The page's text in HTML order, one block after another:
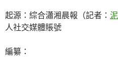
起源：綜合瀟湘晨報（記者：
人社交媒體賬號
編纂：